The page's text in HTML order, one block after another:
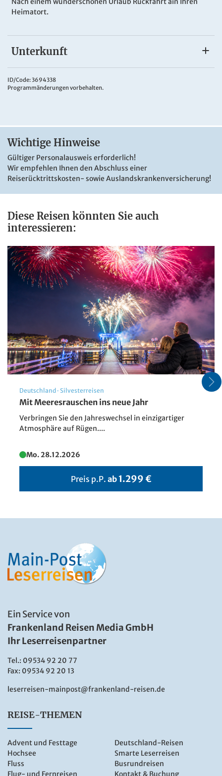
UNESCO-Weltkulturerbe Schloss
Lednice
© Zechal - Fotolia
Heimatort.
Unterkunft
Ihr Hotel
Sie wohnen im
charmanten Stadt Straznice. Das Haus bietet gemütlich
den Aufenthalt besonders angenehm.
© Hotel Strážnice ©
ID/Code: 3694338
Programmänderungen vorbehalten.
Wichtige Hinweise
Gültiger Personalausweis erforderlich!
Wir empfehlen Ihnen den Abschluss einer
Reiserücktrittskosten- sowie Auslandskrankenversicherung!
Diese Reisen könnten Sie auch
interessieren:
Deutschland · Silvesterreisen
Mit Meeresrauschen ins neue Jahr
Verbringen Sie den Jahreswechsel in einzigartiger
Atmosphäre auf Rügen....
Mo. 28.12.2026
Preis p.P. ab 1.299 €
Ein Service von
Frankenland Reisen Media GmbH
Ihr Leserreisenpartner
Tel.: 09534 92 20 77
Fax: 09534 92 20 13
leserreisen-mainpost@frankenland-reisen.de
REISE-THEMEN
Advent und Festtage
Hochsee
Fluss
Flug- und Fernreisen
Deutschland-Reisen
Smarte Leserreisen
Busrundreisen
Kontakt & Buchung